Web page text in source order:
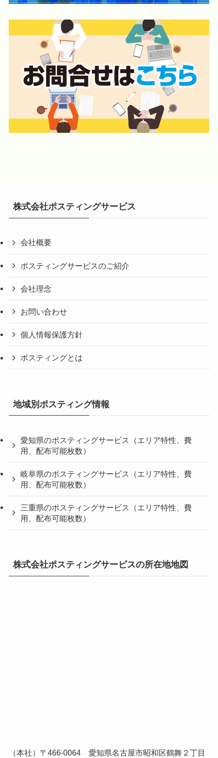
株式会社ポスティングサービス
会社概要
ポスティングサービスのご紹介
会社理念
お問い合わせ
個人情報保護方針
ポスティングとは
地域別ポスティング情報
愛知県のポスティングサービス（エリア特性、費
用、配布可能枚数）
岐阜県のポスティングサービス（エリア特性、費
用、配布可能枚数）
三重県のポスティングサービス（エリア特性、費
用、配布可能枚数）
株式会社ポスティングサービスの所在地地図
（本社）〒466-0064 愛知県名古屋市昭和区鶴舞２丁目